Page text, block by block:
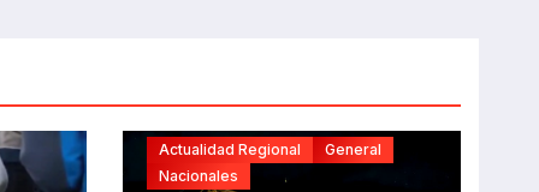
Actualidad Regional
General
Nacionales